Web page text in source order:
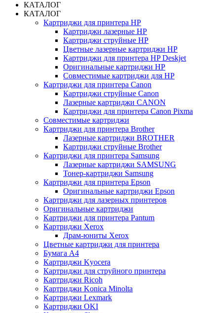
КАТАЛОГ
КАТАЛОГ
Картриджи для принтера HP
Картриджи лазерные HP
Картриджи струйные HP
Цветные лазерные картриджи HP
Картриджи для принтера HP Deskjet
Оригинальные картриджи HP
Совместимые картриджи для HP
Картриджи для принтера Canon
Картриджи струйные Canon
Лазерные картриджи CANON
Картриджи для принтера Canon Pixma
Совместимые картриджи
Картриджи для принтера Brother
Лазерные картриджи BROTHER
Картриджи струйные Brother
Картриджи для принтера Samsung
Лазерные картриджи SAMSUNG
Тонер-картриджи Samsung
Картриджи для принтера Epson
Оригинальные картриджи Epson
Картриджи для лазерных принтеров
Оригинальные картриджи
Картриджи для принтера Pantum
Картриджи Xerox
Драм-юниты Xerox
Цветные картриджи для принтера
Бумага А4
Картриджи Kyocera
Картриджи для струйного принтера
Картриджи Ricoh
Картриджи Konica Minolta
Картриджи Lexmark
Картриджи OKI